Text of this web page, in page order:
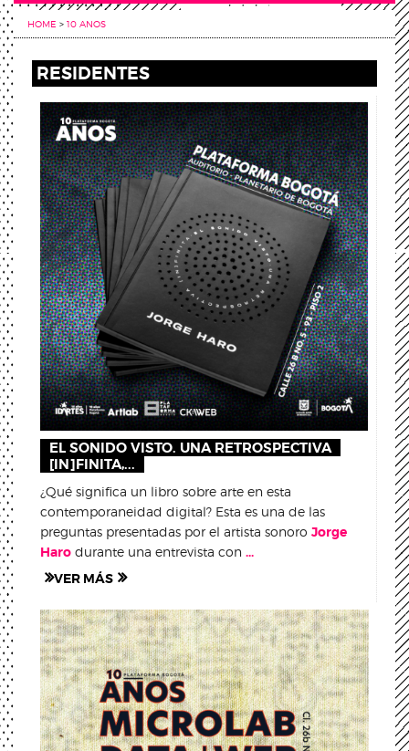
HOME > 10 ANOS
RESIDENTES
EL SONIDO VISTO. UNA RETROSPECTIVA
[IN]FINITA,...
¿Qué significa un libro sobre arte en esta
contemporaneidad digital? Esta es una de las
preguntas presentadas por el artista sonoro Jorge
Harodurante una entrevista con ...
VER MÁS